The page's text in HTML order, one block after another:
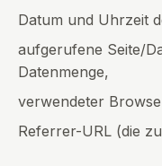
Datum und Uhrzeit
aufgerufene Seite/
Datenmenge,
verwendeter
Referrer-URL (die